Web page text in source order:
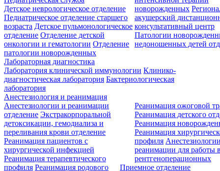
новорожденных
акушерский
консультативный центр
Патологии
недоношенных детей
Детское неврологическое отделение
Педиатрическое отделение старшего
возраста Детское пульмонологическое
отделение Отделение детской
онкологии и гематологии Отделение
патологии новорожденных
Лабораторная диагностика
Лаборатория клинической иммунологии Клинико-
диагностическая лаборатория Бактериологическая
лаборатория
Анестезиология и реанимация
Анестезиологии и реанимации
отделение Экстракорпоральной
детоксикации, гемодиализа и
переливания крови отделение
Реанимация пациентов с
хирургической инфекцией
Реанимация терапевтического
профиля Реанимация родового
Реанимация ожоговой
Реанимация детского
Реанимация
Реанимация
профиля
реанимации для работы
рентгеноперационных
Приемное отделение